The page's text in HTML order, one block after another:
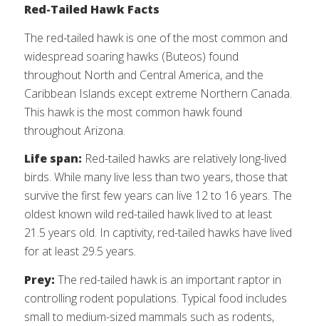
Red-Tailed Hawk Facts
The red-tailed hawk is one of the most common and
widespread soaring hawks (Buteos) found
throughout North and Central America, and the
Caribbean Islands except extreme Northern Canada.
This hawk is the most common hawk found
throughout Arizona.
Life span: Red-tailed hawks are relatively long-lived
birds. While many live less than two years, those that
survive the first few years can live 12 to 16 years. The
oldest known wild red-tailed hawk lived to at least
21.5 years old. In captivity, red-tailed hawks have lived
for at least 29.5 years.
Prey: The red-tailed hawk is an important raptor in
controlling rodent populations. Typical food includes
small to medium-sized mammals such as rodents,